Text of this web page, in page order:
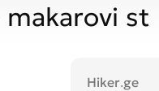
st
Hiker.ge